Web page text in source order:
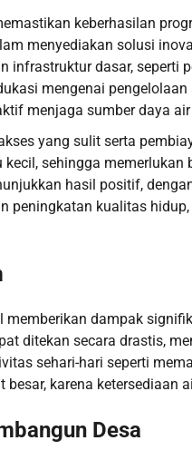
keberhasilan
menyediakan solusi
infrastruktur dasar, seperti
mengenai
menjaga sumber daya air
yang sulit serta
sehingga
hasil positif,
peningkatan kualitas
memberikan dampak
ditekan secara drastis,
sehari-hari seperti
karena ketersediaan
Desa